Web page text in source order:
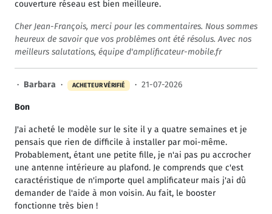
couverture réseau est bien meilleure.
Cher Jean-François, merci pour les commentaires. Nous sommes
heureux de savoir que vos problèmes ont été résolus. Avec nos
meilleurs salutations, équipe d'amplificateur-mobile.fr
· Barbara · ACHETEUR VÉRIFIÉ · 21-07-2026
Bon
J'ai acheté le modèle sur le site il y a quatre semaines et je
pensais que rien de difficile à installer par moi-même.
Probablement, étant une petite fille, je n'ai pas pu accrocher
une antenne intérieure au plafond. Je comprends que c'est
caractéristique de n'importe quel amplificateur mais j'ai dû
demander de l'aide à mon voisin. Au fait, le booster
fonctionne très bien !